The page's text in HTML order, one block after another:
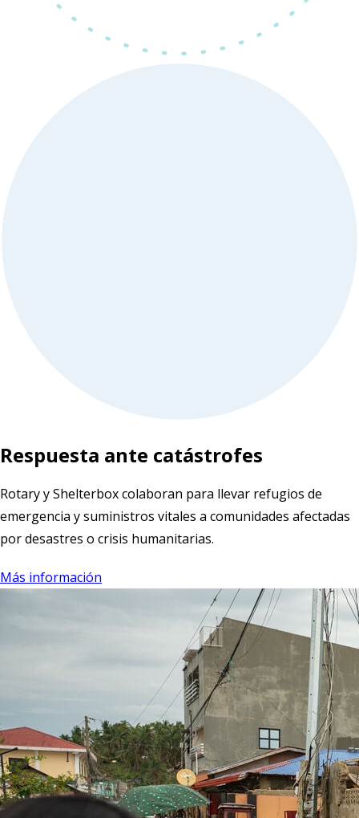
Respuesta ante catástrofes
Rotary y Shelterbox colaboran para llevar refugios de
emergencia y suministros vitales a comunidades afectadas
por desastres o crisis humanitarias.
Más información